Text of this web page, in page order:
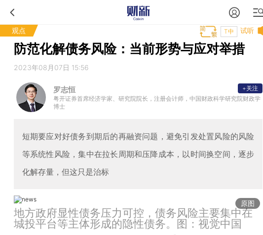
观点 试听
T中
防范化解债务风险：当前形势与应对举措
2023年08月07日 15:56
罗志恒
粤开证券首席经济学家、研究院院长，注册会计师，中国财政科学研究院财政学
博士
+关注
短期要应对好债务到期后的再融资问题，避免引发处置风险的风险
等系统性风险，集中在拉长周期和压降成本，以时间换空间，逐步
化解存量，但这只是治标
原图
地方政府显性债务压力可控，债务风险主要集中在
城投平台等主体形成的隐性债务。图：视觉中国